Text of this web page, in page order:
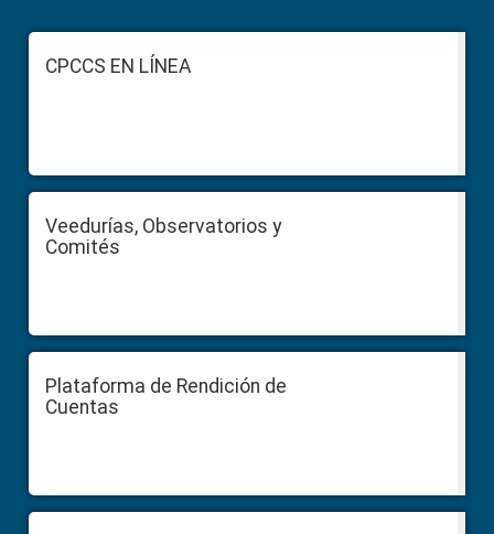
FooterCPCCS EN LÍNEA
Veedurías, Observatorios y
Comités
Plataforma de Rendición de
Cuentas